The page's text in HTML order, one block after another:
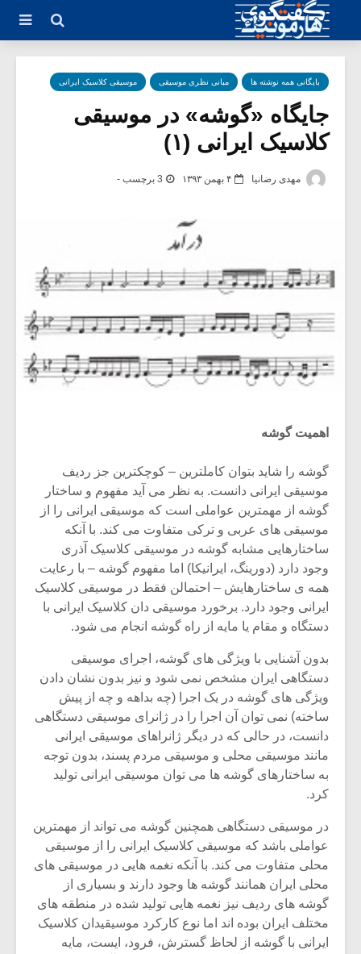
بایگانی همه نوشته ها مبانی نظری موسیقی موسیقی کلاسیک ایرانی
جایگاه «گوشه» در موسیقی
کلاسیک ایرانی (۱)
مهدی رضانیا ۴ بهمن ۱۳۹۳ 3 برچسب -
اهمیت گوشه
گوشه را شاید بتوان کاملترین – کوچکترین جز ردیف
موسیقی ایرانی دانست. به نظر می آید مفهوم و ساختار
گوشه از مهمترین عواملی است که موسیقی ایرانی را از
موسیقی های عربی و ترکی متفاوت می کند. با آنکه
ساختارهایی مشابه گوشه در موسیقی کلاسیک آذری
وجود دارد (دورینگ، ایرانیکا) اما مفهوم گوشه – با رعایت
همه ی ساختارهایش – احتمالن فقط در موسیقی کلاسیک
ایرانی وجود دارد. برخورد موسیقی دان کلاسیک ایرانی با
دستگاه و مقام یا مایه از راه گوشه انجام می شود.
بدون آشنایی با ویژگی های گوشه، اجرای موسیقی
دستگاهی ایران مشخص نمی شود و نیز بدون نشان دادن
ویژگی های گوشه در یک اجرا (چه بداهه و چه از پیش
ساخته) نمی توان آن اجرا را در ژانرای موسیقی دستگاهی
دانست، در حالی که در دیگر ژانراهای موسیقی ایرانی
مانند موسیقی محلی و موسیقی مردم پسند، بدون توجه
به ساختارهای گوشه ها می توان موسیقی ایرانی تولید
کرد.
در موسیقی دستگاهی همچنین گوشه می تواند از مهمترین
عواملی باشد که موسیقی کلاسیک ایرانی را از موسیقی
محلی متفاوت می کند. با آنکه نغمه هایی در موسیقی های
محلی ایران همانند گوشه ها وجود دارند و بسیاری از
گوشه های ردیف نیز نغمه هایی تولید شده در منطقه های
مختلف ایران بوده اند اما نوع کارکرد موسیقیدان کلاسیک
ایرانی با گوشه از لحاظ گسترش، فرود، ایست، مایه